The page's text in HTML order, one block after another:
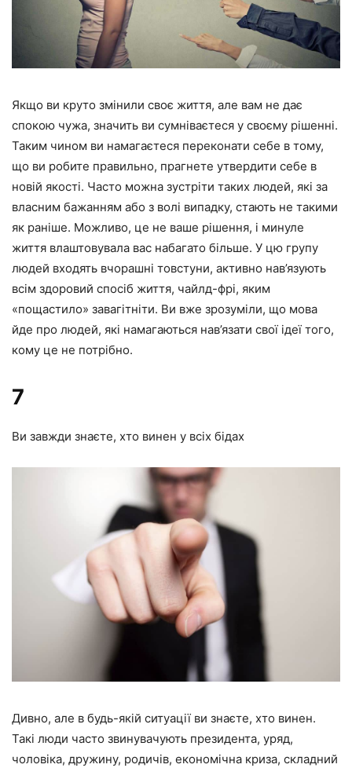
Якщо ви круто змінили своє життя, але вам не дає
спокою чужа, значить ви сумніваєтеся у своєму рішенні.
Таким чином ви намагаєтеся переконати себе в тому,
що ви робите правильно, прагнете утвердити себе в
новій якості. Часто можна зустріти таких людей, які за
власним бажанням або з волі випадку, стають не такими
як раніше. Можливо, це не ваше рішення, і минуле
життя влаштовувала вас набагато більше. У цю групу
людей входять вчорашні товстуни, активно нав’язують
всім здоровий спосіб життя, чайлд-фрі, яким
«пощастило» завагітніти. Ви вже зрозуміли, що мова
йде про людей, які намагаються нав’язати свої ідеї того,
кому це не потрібно.
7
Ви завжди знаєте, хто винен у всіх бідах
Дивно, але в будь-якій ситуації ви знаєте, хто винен.
Такі люди часто звинувачують президента, уряд,
чоловіка, дружину, родичів, економічна криза, складний